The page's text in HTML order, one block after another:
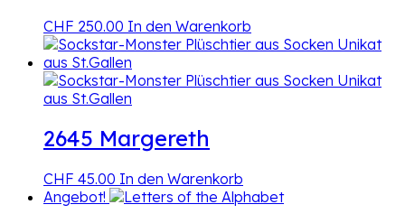
CHF 250.00 In den Warenkorb
2645 Margereth
CHF 45.00 In den Warenkorb
Angebot!